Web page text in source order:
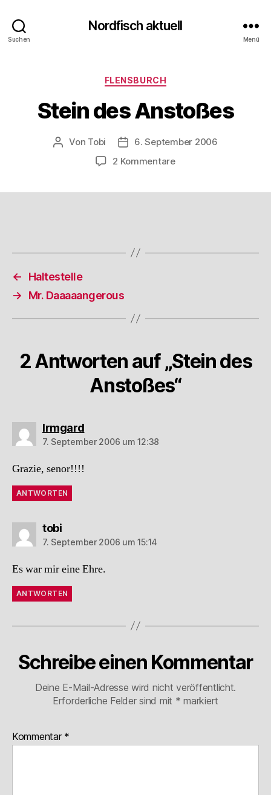
Suchen
Nordfisch aktuell
Menü
Kategorien
FLENSBURCH
Stein des Anstoßes
Beitragsautor
Von Tobi Beitragsdatum
6. September 2006
2 Kommentarezu
←
Haltestelle
→
Mr. Daaaaangerous
2 Antworten auf „Stein des
Anstoßes“
Irmgardsagt:
7. September 2006 um 12:38
Grazie, senor!!!!
ANTWORTEN
tobisagt:
7. September 2006 um 15:14
Es war mir eine Ehre.
ANTWORTEN
Schreibe einen Kommentar
Deine E-Mail-Adresse wird nicht veröffentlicht.
Erforderliche Felder sind mit * markiert
Kommentar *